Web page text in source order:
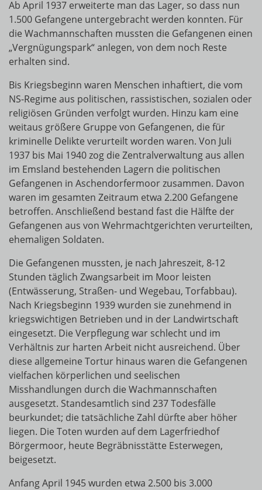
Ab April 1937 erweiterte man das Lager, so dass nun
1.500 Gefangene untergebracht werden konnten. Für
die Wachmannschaften mussten die Gefangenen einen
„Vergnügungspark“ anlegen, von dem noch Reste
erhalten sind.
Bis Kriegsbeginn waren Menschen inhaftiert, die vom
NS-Regime aus politischen, rassistischen, sozialen oder
religiösen Gründen verfolgt wurden. Hinzu kam eine
weitaus größere Gruppe von Gefangenen, die für
kriminelle Delikte verurteilt worden waren. Von Juli
1937 bis Mai 1940 zog die Zentralverwaltung aus allen
im Emsland bestehenden Lagern die politischen
Gefangenen in Aschendorfermoor zusammen. Davon
waren im gesamten Zeitraum etwa 2.200 Gefangene
betroffen. Anschließend bestand fast die Hälfte der
Gefangenen aus von Wehrmachtgerichten verurteilten,
ehemaligen Soldaten.
Die Gefangenen mussten, je nach Jahreszeit, 8-12
Stunden täglich Zwangsarbeit im Moor leisten
(Entwässerung, Straßen- und Wegebau, Torfabbau).
Nach Kriegsbeginn 1939 wurden sie zunehmend in
kriegswichtigen Betrieben und in der Landwirtschaft
eingesetzt. Die Verpflegung war schlecht und im
Verhältnis zur harten Arbeit nicht ausreichend. Über
diese allgemeine Tortur hinaus waren die Gefangenen
vielfachen körperlichen und seelischen
Misshandlungen durch die Wachmannschaften
ausgesetzt. Standesamtlich sind 237 Todesfälle
beurkundet; die tatsächliche Zahl dürfte aber höher
liegen. Die Toten wurden auf dem Lagerfriedhof
Börgermoor, heute Begräbnisstätte Esterwegen,
beigesetzt.
Anfang April 1945 wurden etwa 2.500 bis 3.000